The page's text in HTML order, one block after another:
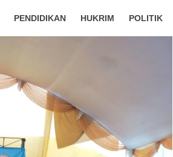
PENDIDIKAN HUKRIM POLITIK